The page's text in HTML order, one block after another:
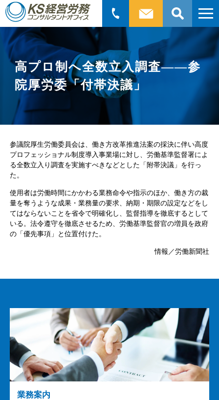
索:
高プロ制へ全数立入調査――参
院厚労委「付帯決議」
参議院厚生労働委員会は、働き方改革推進法案の採決に伴い高度
プロフェッショナル制度導入事業場に対し、労働基準監督署によ
る全数立入り調査を実施すべきなどとした「附帯決議」を行っ
た。
使用者は労働時間にかかわる業務命令や指示のほか、働き方の裁
量を奪うような成果・業務量の要求、納期・期限の設定などをし
てはならないことを省令で明確化し、監督指導を徹底するとして
いる。法令遵守を徹底させるため、労働基準監督官の増員を政府
の「優先事項」と位置付けた。
情報／労働新聞社
業務案内